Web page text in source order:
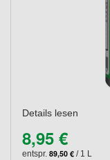
Details lesen
8,95 €
entspr. 89,50 € / 1 L